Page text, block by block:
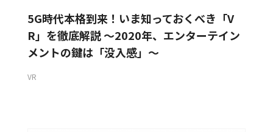
5G時代本格到来！いま知っておくべき「V
R」を徹底解説 〜2020年、エンターテイン
メントの鍵は「没入感」〜
VR